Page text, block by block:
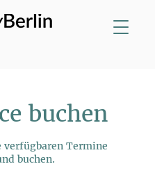
buchen
verfügbaren Termine
buchen.